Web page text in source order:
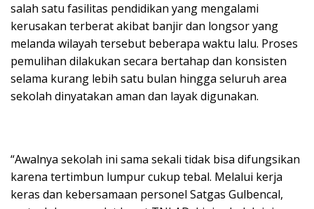
salah satu fasilitas pendidikan yang mengalami
kerusakan terberat akibat banjir dan longsor yang
melanda wilayah tersebut beberapa waktu lalu. Proses
pemulihan dilakukan secara bertahap dan konsisten
selama kurang lebih satu bulan hingga seluruh area
sekolah dinyatakan aman dan layak digunakan.
“Awalnya sekolah ini sama sekali tidak bisa difungsikan
karena tertimbun lumpur cukup tebal. Melalui kerja
keras dan kebersamaan personel Satgas Gulbencal,